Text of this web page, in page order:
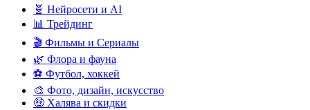
🧬 Нейросети и AI
📊 Трейдинг
🎬 Фильмы и Сериалы
🌿 Флора и фауна
⚽ Футбол, хоккей
🎨 Фото, дизайн, искусство
🤑 Халява и скидки